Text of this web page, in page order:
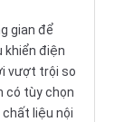
gian để
khiển điện
vượt trội so
có tùy chọn
liệu nội